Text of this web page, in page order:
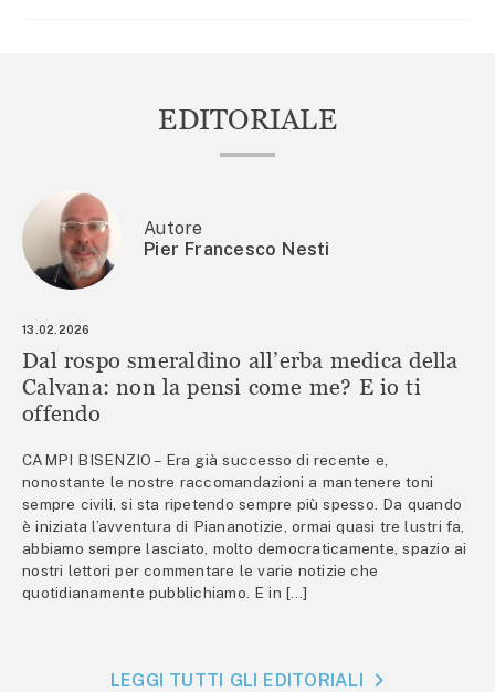
EDITORIALE
Autore
Pier Francesco Nesti
13.02.2026
Dal rospo smeraldino all’erba medica della
Calvana: non la pensi come me? E io ti
offendo
CAMPI BISENZIO – Era già successo di recente e,
nonostante le nostre raccomandazioni a mantenere toni
sempre civili, si sta ripetendo sempre più spesso. Da quando
è iniziata l’avventura di Piananotizie, ormai quasi tre lustri fa,
abbiamo sempre lasciato, molto democraticamente, spazio ai
nostri lettori per commentare le varie notizie che
quotidianamente pubblichiamo. E in […]
LEGGI TUTTI GLI EDITORIALI